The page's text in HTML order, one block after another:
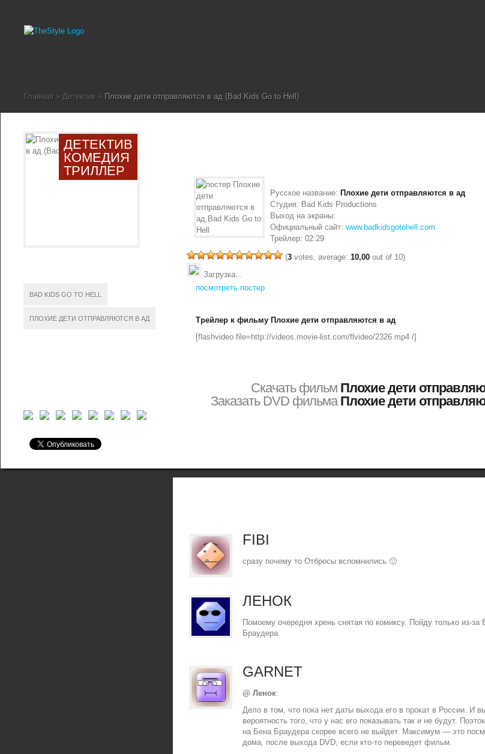
Главная » Детектив » Плохие дети отправляются в ад (Bad Kids Go to Hell)
ДЕТЕКТИВ
КОМЕДИЯ
ТРИЛЛЕР
BAD KIDS GO TO HELL
ПЛОХИЕ ДЕТИ ОТПРАВЛЯЮТСЯ В АД
Русское название: Плохие дети отправляются в ад
Студия: Bad Kids Productions
Выход на экраны:
Официальный сайт:www.badkidsgotohell.com
Трейлер: 02:29
(3 votes, average:10,00 out of 10)
Загрузка...
посмотреть постер
Трейлер к фильму Плохие дети отправляются в ад
[flashvideo file=http://videos.movie-list.com/flvideo/2326.mp4 /]
Скачать фильм Плохие дети
Заказать DVD фильмаПлохие дети
FIBI
сразу почему то Отбросы вспомнились 🙂
ЛЕНОК
Помоему очередня хрень снятая по комиксу. Пойду только из-за
Браудера.
GARNET
@ Ленок:
Дело в том, что пока нет даты выхода его в прокат в России. И
вероятность того, что у нас его показывать так и не будут.
на Бена Браудера скорее всего не выйдет. Максимум — это
дома, после выхода DVD, если кто-то переведет фильм.